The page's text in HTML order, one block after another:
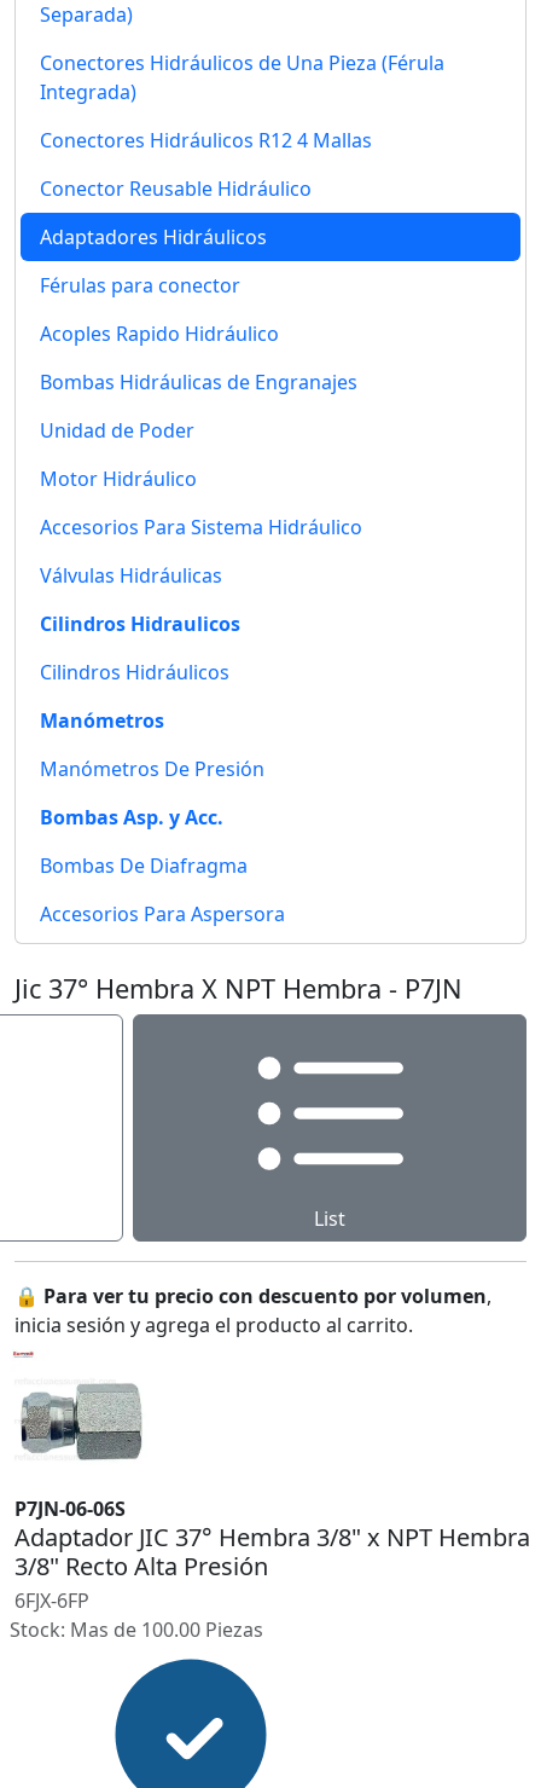
Separada)
Conectores Hidráulicos de Una Pieza (Férula
Integrada)
Conectores Hidráulicos R12 4 Mallas
Conector Reusable Hidráulico
Adaptadores Hidráulicos
Férulas para conector
Acoples Rapido Hidráulico
Bombas Hidráulicas de Engranajes
Unidad de Poder
Motor Hidráulico
Accesorios Para Sistema Hidráulico
Válvulas Hidráulicas
Cilindros Hidraulicos
Cilindros Hidráulicos
Manómetros
Manómetros De Presión
Bombas Asp. y Acc.
Bombas De Diafragma
Accesorios Para Aspersora
Jic 37° Hembra X NPT Hembra - P7JN
List
🔒 Para ver tu precio con descuento por volumen,
inicia sesión y agrega el producto al carrito.
P7JN-06-06S
Adaptador JIC 37° Hembra 3/8" x NPT Hembra
3/8" Recto Alta Presión
6FJX-6FP
Stock: Mas de 100.00 Piezas